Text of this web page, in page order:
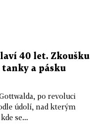
40 let. Zkoušku
a pásku
po revoluci
údolí, nad kterým
se...